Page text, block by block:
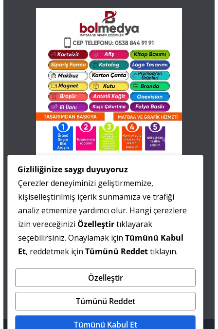
0 505 677 40 87
Fatma MARMARA
0 538 844 90 90
Mesut IŞIKAY
admin@sultanmagazin.com
Gizliliğinize saygı duyuyoruz
Çerezler deneyiminizi geliştirmemize,
kişiselleştirilmiş içerik sunmamıza ve trafiği
analiz etmemize yardımcı olur. Hangi çerezlere
izin vereceğinizi Özelleştirtıklayarak
seçebilirsiniz. Onaylamak için Tümünü Kabul
Et, reddetmek için Tümünü Reddettıklayın.
Özelleştir
Tümünü Reddet
Tümünü Kabul Et